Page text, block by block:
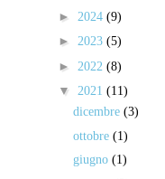
► 2024 (9)
► 2023 (5)
► 2022 (8)
▼ 2021 (11)
dicembre (3)
ottobre (1)
giugno (1)